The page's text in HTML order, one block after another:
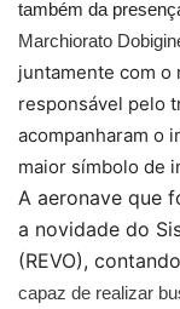
também da
Marchiorato
juntamente com o
responsável pelo
acompanharam o
maior símbolo de
A aeronave que
a novidade do
(REVO),
capaz de realizar